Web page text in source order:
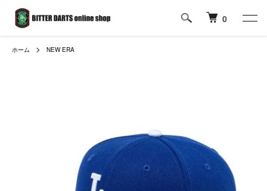
0
ホーム NEW ERA